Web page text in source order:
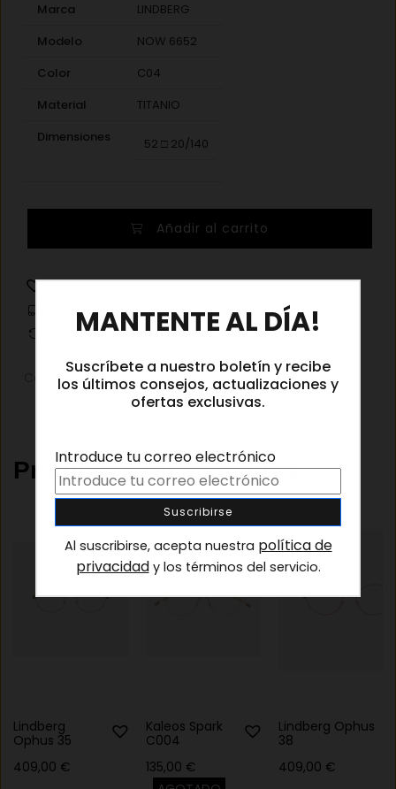
Marca
LINDBERG
Modelo
NOW 6652
Color
C04
Material
TITANIO
Dimensiones
52 □ 20/140
C04
cantidad
Añadir al carrito
Añadir a la lista de deseos
Información de envíos
Cambios y devoluciones
Categorías:Gafas graduadas Gafas graduadas mujer
Productos relacionados
Lindberg
Ophus 35
409,00 €
Kaleos Spark
C004
135,00 €
Lindberg Ophus
38
409,00 €
MANTENTE AL DÍA!
Suscríbete a nuestro boletín y recibe
los últimos consejos, actualizaciones y
ofertas exclusivas.
Introduce tu correo electrónico
Al suscribirse, acepta nuestra política de
privacidady los términos del servicio.